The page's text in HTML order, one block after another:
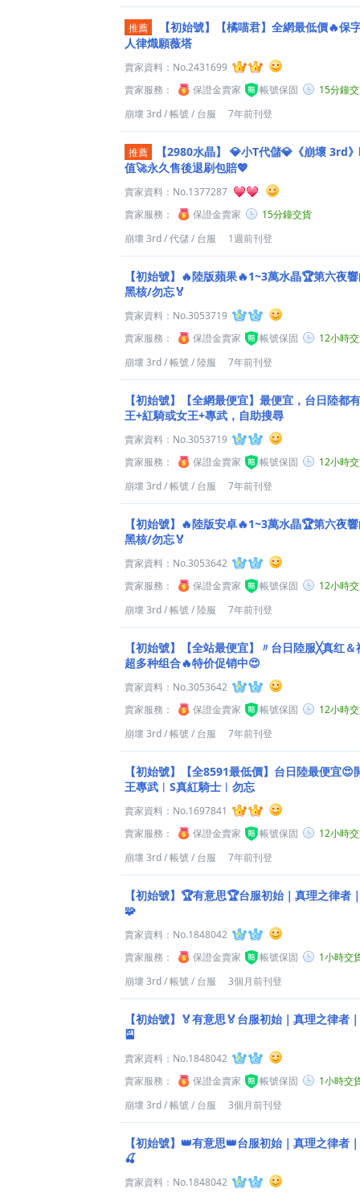
推薦
【初始號】【橘喵君】全網最低價🔥保
人律熾願薇塔
賣家資料： No.2431699
賣家服務：
保證金賣家 帳號保固
15分鐘
崩壞 3rd/帳號/ 台服 7年前刊登
推薦 【2980水晶】
💎小T代儲💎《崩壞 3rd
值🚀永久售後退刷包賠💖
賣家資料： No.1377287
賣家服務：
保證金賣家
15分鐘交貨
崩壞 3rd/代儲/ 台服 1週前刊登
【初始號】🔥陸版蘋果🔥1~3萬水晶🏆第六夜
黑核/勿忘🏅
賣家資料： No.3053719
賣家服務：
保證金賣家 帳號保固
12小時
崩壞 3rd/帳號/陸服 7年前刊登
【初始號】【全網最便宜】最便宜，台日陸都
王+紅騎或女王+專武，自助搜尋
賣家資料： No.3053719
賣家服務：
保證金賣家 帳號保固
12小時
崩壞 3rd/帳號/ 台服 7年前刊登
【初始號】🔥陸版安卓🔥1~3萬水晶🏆第六夜
黑核/勿忘🏅
賣家資料： No.3053642
賣家服務：
保證金賣家 帳號保固
12小時
崩壞 3rd/帳號/陸服 7年前刊登
【初始號】【全站最便宜】〃台日陸服╳真红
超多种组合🔥特价促销中😍
賣家資料： No.3053642
賣家服務：
保證金賣家 帳號保固
12小時
崩壞 3rd/帳號/ 台服 7年前刊登
【初始號】【全8591最低價】台日陸最便宜😍
王專武︱S真紅騎士︱勿忘
賣家資料： No.1697841
賣家服務：
保證金賣家 帳號保固
12小時
崩壞 3rd/帳號/ 台服 7年前刊登
【初始號】🏆有意思🏆台服初始｜真理之律者
🧩
賣家資料： No.1848042
賣家服務：
保證金賣家 帳號保固
1小時交
崩壞 3rd/帳號/ 台服 3個月前刊登
【初始號】🏅有意思🏅台服初始｜真理之律者
🎴
賣家資料： No.1848042
賣家服務：
保證金賣家 帳號保固
1小時交
崩壞 3rd/帳號/ 台服 3個月前刊登
【初始號】👑有意思👑台服初始｜真理之律者
🍒
賣家資料： No.1848042